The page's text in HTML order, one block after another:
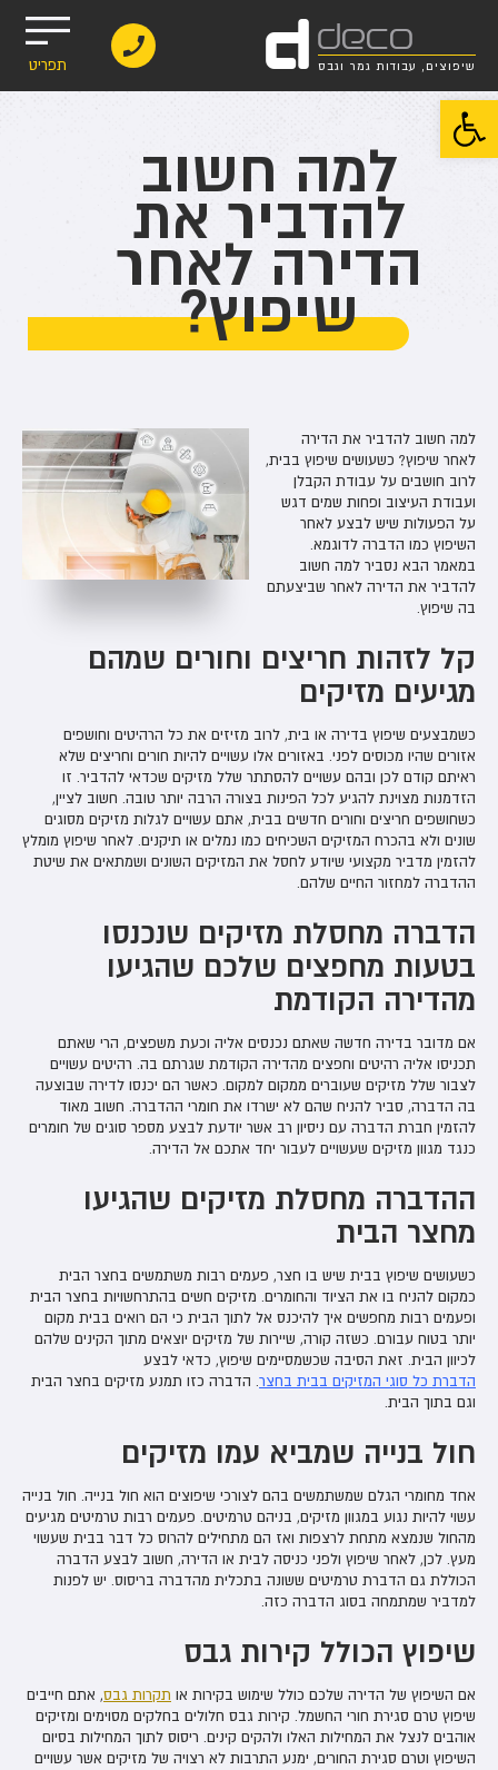
פתח סרגל נגישות
deco
d שיפוצים, עבודות גמר וגבס תפריט
למה חשוב
להדביר את
הדירה לאחר
שיפוץ?
למה חשוב להדביר את הדירה
לאחר שיפוץ? כשעושים שיפוץ בבית,
לרוב חושבים על עבודת הקבלן
ועבודת העיצוב ופחות שמים דגש
על הפעולות שיש לבצע לאחר
השיפוץ כמו הדברה לדוגמא.
במאמר הבא נסביר למה חשוב
להדביר את הדירה לאחר שביצעתם
בה שיפוץ.
קל לזהות חריצים וחורים שמהם
מגיעים מזיקים
כשמבצעים שיפוץ בדירה או בית, לרוב מזיזים את כל הרהיטים וחושפים
אזורים שהיו מכוסים לפני. באזורים אלו עשויים להיות חורים וחריצים שלא
ראיתם קודם לכן ובהם עשויים להסתתר שלל מזיקים שכדאי להדביר. זו
הזדמנות מצוינת להגיע לכל הפינות בצורה הרבה יותר טובה. חשוב לציין,
כשחושפים חריצים וחורים חדשים בבית, אתם עשויים לגלות מזיקים מסוגים
שונים ולא בהכרח המזיקים השכיחים כמו נמלים או תיקנים. לאחר שיפוץ מומלץ
להזמין מדביר מקצועי שיודע לחסל את המזיקים השונים ושמתאים את שיטת
ההדברה למחזור החיים שלהם.
הדברה מחסלת מזיקים שנכנסו
בטעות מחפצים שלכם שהגיעו
מהדירה הקודמת
אם מדובר בדירה חדשה שאתם נכנסים אליה וכעת משפצים, הרי שאתם
תכניסו אליה רהיטים וחפצים מהדירה הקודמת שגרתם בה. רהיטים עשויים
לצבור שלל מזיקים שעוברים ממקום למקום. כאשר הם יכנסו לדירה שבוצעה
בה הדברה, סביר להניח שהם לא ישרדו את חומרי ההדברה. חשוב מאוד
להזמין חברת הדברה עם ניסיון רב אשר יודעת לבצע מספר סוגים של חומרים
כנגד מגוון מזיקים שעשויים לעבור יחד אתכם אל הדירה.
ההדברה מחסלת מזיקים שהגיעו
מחצר הבית
כשעושים שיפוץ בבית שיש בו חצר, פעמים רבות משתמשים בחצר הבית
כמקום להניח בו את הציוד והחומרים. מזיקים חשים בהתרחשויות בחצר הבית
ופעמים רבות מחפשים איך להיכנס אל לתוך הבית כי הם רואים בבית מקום
יותר בטוח עבורם. כשזה קורה, שיירות של מזיקים יוצאים מתוך הקינים שלהם
לכיוון הבית. זאת הסיבה שכשמסיימים שיפוץ, כדאי לבצע
הדברת כל סוגי המזיקים בבית בחצר. הדברה כזו תמנע מזיקים בחצר הבית
וגם בתוך הבית.
חול בנייה שמביא עמו מזיקים
אחד מחומרי הגלם שמשתמשים בהם לצורכי שיפוצים הוא חול בנייה. חול בנייה
עשוי להיות נגוע במגוון מזיקים, בניהם טרמיטים. פעמים רבות טרמיטים מגיעים
מהחול שנמצא מתחת לרצפות ואז הם מתחילים להרוס כל דבר בבית שעשוי
מעץ. לכן, לאחר שיפוץ ולפני כניסה לבית או הדירה, חשוב לבצע הדברה
הכוללת גם הדברת טרמיטים ששונה בתכלית מהדברה בריסוס. יש לפנות
למדביר שמתמחה בסוג הדברה כזה.
שיפוץ הכולל קירות גבס
אם השיפוץ של הדירה שלכם כולל שימוש בקירות או תקרות גבס, אתם חייבים
שיפוץ טרם סגירת חורי החשמל. קירות גבס חלולים בחלקים מסוימים ומזיקים
אוהבים לנצל את המחילות האלו ולהקים קינים. ריסוס לתוך המחילות בסיום
השיפוץ וטרם סגירת החורים, ימנע התרבות לא רצויה של מזיקים אשר עשויים